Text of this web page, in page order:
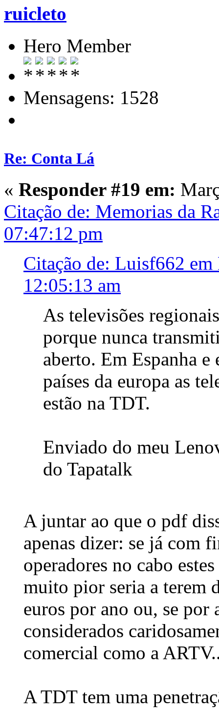
ruicleto
Hero Member
Mensagens: 1528
Re: Conta Lá
« Responder #19 em:
Citação de: Memorias da
07:47:12 pm
Citação de: Luisf662
12:05:13 am
As televisões
porque nunca
aberto. Em Espanha
países da europa as
estão na TDT.
Enviado do meu
do Tapatalk
A juntar ao que o pdf
apenas dizer: se já com
operadores no cabo
muito pior seria a terem
euros por ano ou, se
considerados
comercial como a
A TDT tem uma